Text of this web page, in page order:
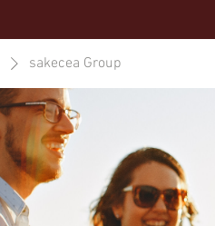
sakecea Group